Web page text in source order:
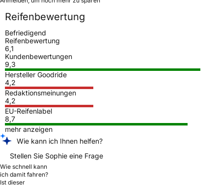
Reifenbewertung
Befriedigend
Reifenbewertung
6,1
Kundenbewertungen
9,3
Hersteller Goodride
4,2
Redaktionsmeinungen
4,2
EU-Reifenlabel
8,7
mehr anzeigen
Wie kann ich Ihnen helfen?
Stellen Sie Sophie eine Frage
Wie schnell kann
ich damit fahren?
Ist dieser